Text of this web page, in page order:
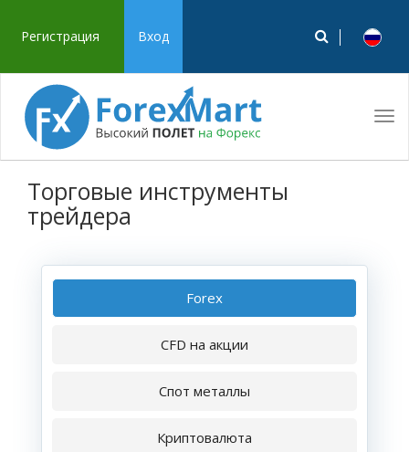
Регистрация Вход
Торговые инструменты
трейдера
Forex
CFD на акции
Спот металлы
Криптовалюта